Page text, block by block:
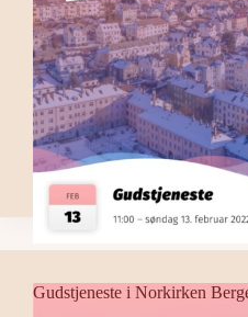
Gudstjeneste i Norkirken